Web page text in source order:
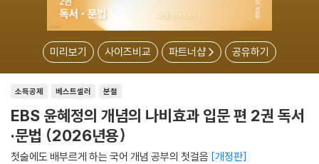
미리보기 사이즈비교 파트너샵 공유하기
소득공제 베스트셀러 분철
EBS 윤혜정의 개념의 나비효과 입문 편 2권 독서
·문법 (2026년용)
첫술에도 배부르게 하는 국어 개념 공부의 첫걸음 개정판